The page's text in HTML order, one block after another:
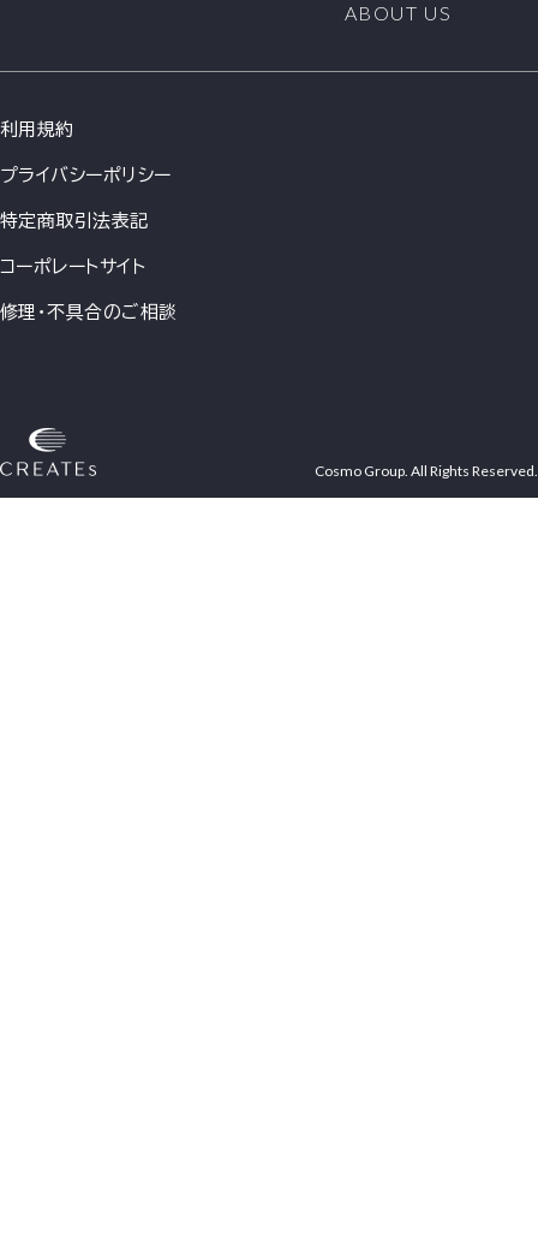
ABOUT US
利用規約
プライバシーポリシー
特定商取引法表記
コーポレートサイト
修理・不具合のご相談
Cosmo Group. All Rights Reserved.